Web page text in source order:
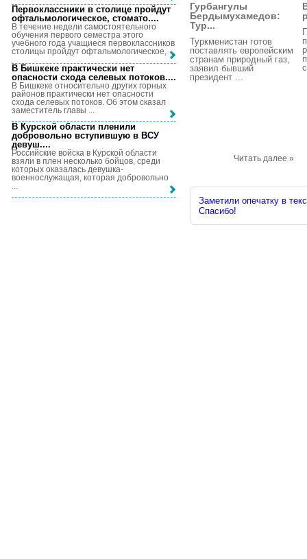
Гурбангулы
Бердымухамедов:
Тур...
Туркменистан готов
поставлять европейским
странам природный газ,
заявил бывший
президент ...
Читать далее »
Заметили опечатку в
Спасибо!
Первоклассники в столице пройдут
офтальмологическое, стомато....
В течение недели самостоятельного
обучения первого семестра этого
учебного года учащиеся первоклассников
столицы пройдут офтальмологическое, ...
В Бишкеке практически нет
опасности схода селевых потоков....
В Бишкеке относительно других горных
районов практически нет опасности
схода селевых потоков. Об этом сказал
заместитель главы ...
В Курской области пленили
добровольно вступившую в ВСУ
девуш....
Российские войска в Курской области
взяли в плен несколько бойцов, среди
которых оказалась девушка-
военнослужащая, которая добровольно
...